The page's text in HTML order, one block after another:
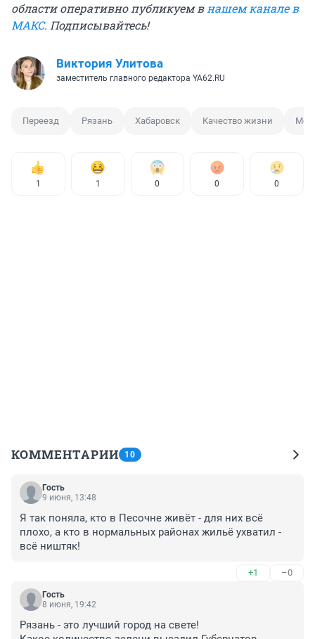
области оперативно публикуем в нашем канале в
МАКС. Подписывайтесь!
Виктория Улитова
заместитель главного редактора YA62.RU
Переезд Рязань Хабаровск Качество жизни
1 1 0 0 0
КОММЕНТАРИИ 10
Гость
9 июня, 13:48
Я так поняла, кто в Песочне живёт - для них всё
плохо, а кто в нормальных районах жильё ухватил -
всё ништяк!
+1 –0
Гость
8 июня, 19:42
Рязань - это лучший город на свете!